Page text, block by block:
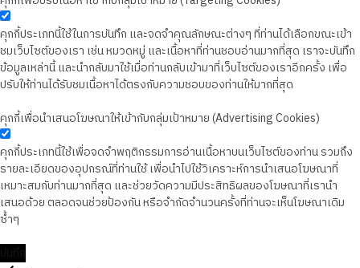
คุกกี้ประเภทนี้ใช้ในการบันทึก และจดจำคุณลักษณะต่างๆ ที่ท่านได้เลือกขณะเข้า
ชมเว็บไซต์ของเรา เช่น หมวดหมู่ และเนื้อหาที่ท่านชอบอ่านมากที่สุด เราจะบันทึก
ข้อมูลเหล่านี้ และนำกลับมาใช้เมื่อท่านกลับเข้ามาที่เว็บไซต์ของเราอีกครั้ง เพื่อ
ปรับให้ท่านได้รับชมเนื้อหาได้ตรงกับความชอบของท่านให้มากที่สุด
คุกกี้เพื่อนำเสนอโฆษณาให้เข้ากับกลุ่มเป้าหมาย (Advertising Cookies)
คุกกี้ประเภทนี้ใช้เพื่อจดจำพฤติกรรมการอ่านเนื้อหาบนเว็บไซต์ของท่าน รวมถึง
รายละเอียดของอุปกรณ์ที่ท่านใช้ เพื่อนำไปใช้วิเคราะห์การนำเสนอโฆษณาที่
เหมาะสมกับท่านมากที่สุด และช่วยวัดความมีประสิทธิผลของโฆษณาที่เรานำ
เสนอด้วย ตลอดจนช่วยป้องกัน หรือจำกัดจำนวนครั้งที่ท่านจะเห็นโฆษณาเดิม
ซ้ำๆ